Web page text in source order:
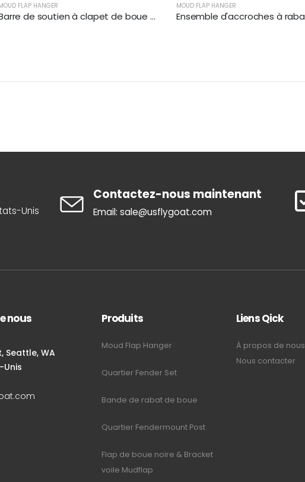
FLAP HANGER
Barre de soutien à clapet de boue à angle pour semi-remorques | XKJ-MFH-S2C
MOUD FLAP HANGER
Unis
Contactez-nous maintenant
Email: sale@usflygoat.com
nous
Seattle, WA
Unis
Produits
Moud Flap Hanger
Quartier Fender Set
Bande de rabat de boue
Quartier Fendermount Post
Flap de boue noire & Bracket
voile Mudflap
Liens Qick
À propos de nous
Nous contacter